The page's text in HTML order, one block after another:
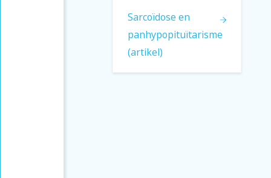
Sarcoïdose en
panhypopituïtarisme
(artikel)